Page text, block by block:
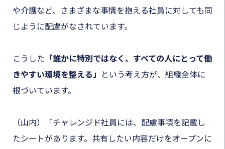
や介護など、さまざまな事情を抱える社員に対しても同
じように配慮がなされています。
こうした 「誰かに特別ではなく、すべての人にとって働
きやすい環境を整える」
という考え方が、組織全体に
根づいています。
（山内）「チャレンジド社員には、配慮事項を記載し
たシートがあります。共有したい内容だけをオープンに